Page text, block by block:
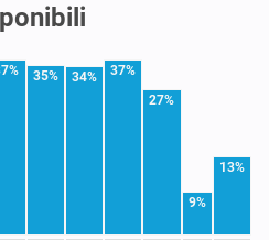
35% 34% 37%
27%
9%
13%